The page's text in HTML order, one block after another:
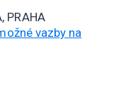
PRAHA
vazby na